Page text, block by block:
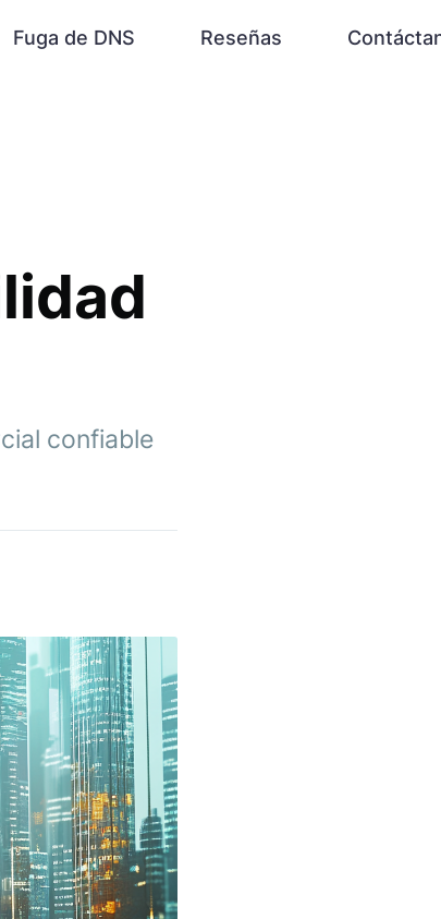
Fuga de DNS Reseñas
confiable